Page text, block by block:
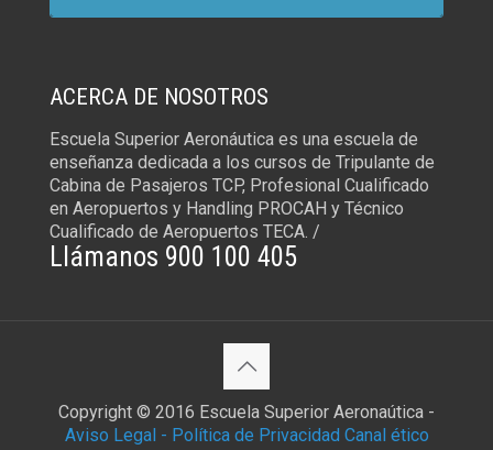
ACERCA DE NOSOTROS
Escuela Superior Aeronáutica es una escuela de
enseñanza dedicada a los cursos de Tripulante de
Cabina de Pasajeros TCP, Profesional Cualificado
en Aeropuertos y Handling PROCAH y Técnico
Cualificado de Aeropuertos TECA. /
Llámanos 900 100 405
Copyright © 2016 Escuela Superior Aeronaútica -
Aviso Legal - Política de Privacidad Canal ético